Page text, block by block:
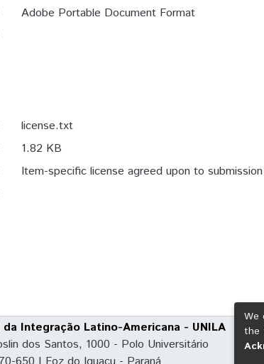
Adobe Portable Document Format
license.txt
1.82 KB
Item-specific license agreed upon to submission
Integração Latino-Americana - UNILA
dos Santos, 1000 - Polo Universitário
We
the